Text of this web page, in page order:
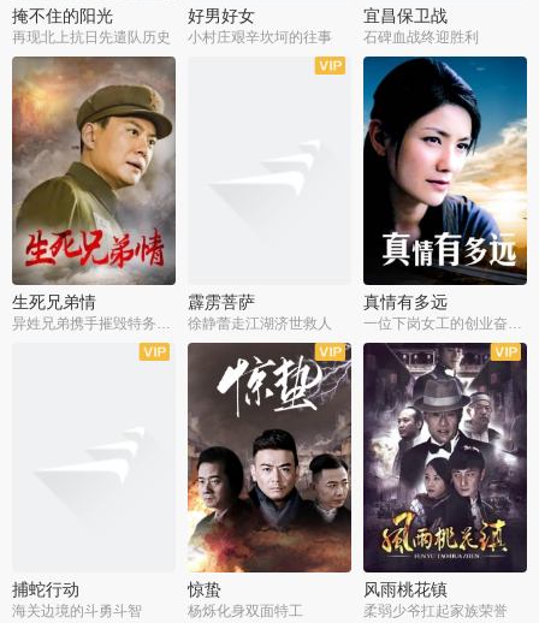
掩不住的阳光
再现北上抗日先遣队历史
好男好女
小村庄艰辛坎坷的往事
宜昌保卫战
石碑血战终迎胜利
全37集
生死兄弟情
异姓兄弟携手摧毁特务阴谋
霹雳菩萨
徐静蕾走江湖济世救人
全25集
真情有多远
一位下岗女工的创业奋斗史
捕蛇行动
海关边境的斗勇斗智
全39集
惊蛰
杨烁化身双面特工
全36集
风雨桃花镇
柔弱少爷扛起家族荣誉